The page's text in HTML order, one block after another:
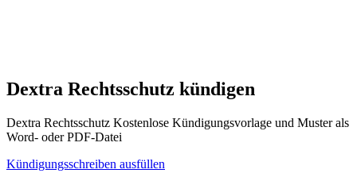
Dextra Rechtsschutz kündigen
Dextra Rechtsschutz Kostenlose Kündigungsvorlage und Muster als
Word- oder PDF-Datei
Kündigungsschreiben ausfüllen